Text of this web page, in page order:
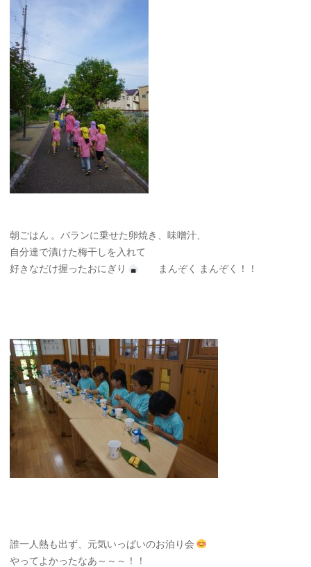
朝ごはん 。バランに乗せた卵焼き、味噌汁、
自分達で漬けた梅干しを入れて
好きなだけ握ったおにぎり
まんぞく まんぞく！！
誰一人熱も出ず、元気いっぱいのお泊り会
やってよかったなあ～～～！！